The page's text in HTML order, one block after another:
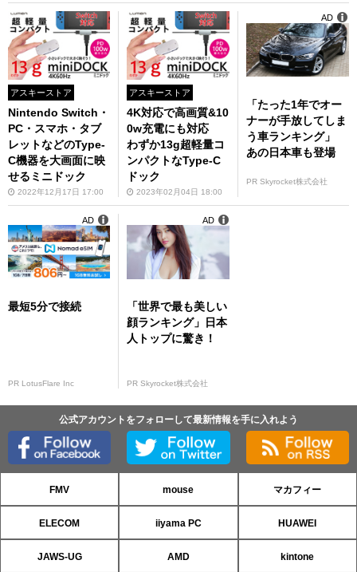
アスキーストア
Nintendo Switch・
PC・スマホ・タブ
レットなどのType-
C機器を大画面に映
せるミニドック
2022年12月17日 17:00
アスキーストア
4K対応で高画質&10
0w充電にも対応
わずか13g超軽量コ
ンパクトなType-C
ドック
2023年02月04日 18:00
「たった1年でオー
ナーが手放してしま
う車ランキング」
あの日本車も登場
PR Skyrocket株式会社
AD
最短5分で接続
PR LotusFlare Inc
AD
「世界で最も美しい
顔ランキング」日本
人トップに驚き！
PR Skyrocket株式会社
AD
公式アカウントをフォローして最新情報を手に入れよう
FMV mouse マカフィー
ELECOM iiyama PC HUAWEI
JAWS-UG AMD kintone